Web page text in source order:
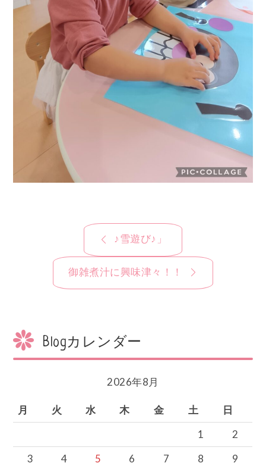
ョ
ン
♪雪遊び♪」
御雑煮汁に興味津々！！
Blogカレンダー
2026年8月
月 火 水 木 金 土
日
1
2
3
4 5 6 7 8
9